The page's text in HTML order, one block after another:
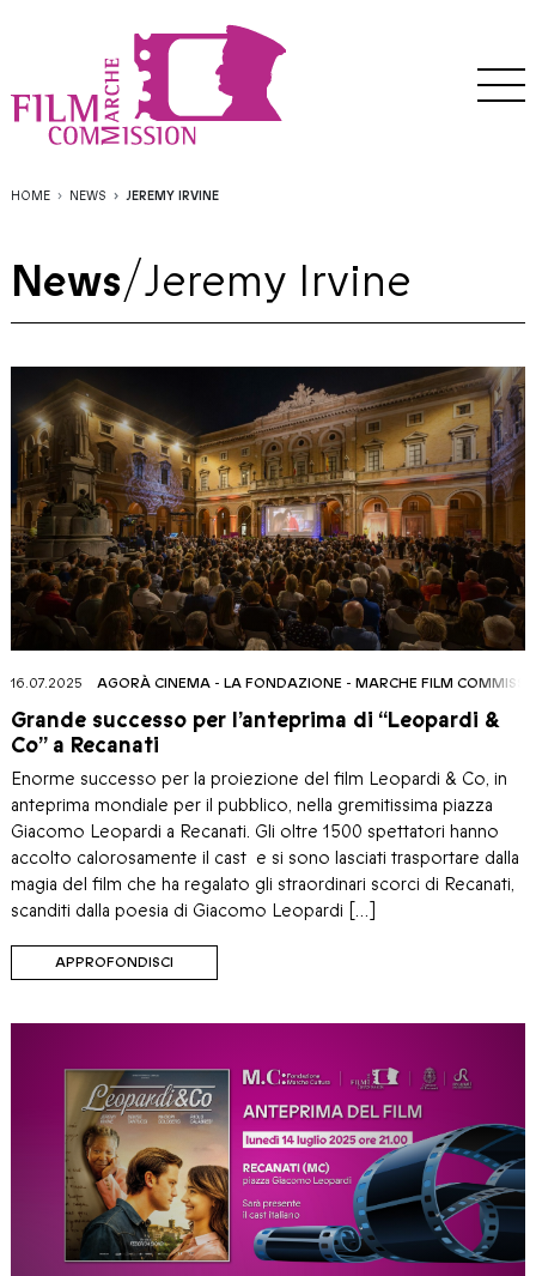
HOME NEWS JEREMY IRVINE
News/Jeremy Irvine
16.07.2025 AGORÀ CINEMA - LA FONDAZIONE - MARCHE FILM
Grande successo per l’anteprima di “Leopardi &
Co” a Recanati
Enorme successo per la proiezione del film Leopardi & Co, in
anteprima mondiale per il pubblico, nella gremitissima piazza
Giacomo Leopardi a Recanati. Gli oltre 1500 spettatori hanno
accolto calorosamente il cast e si sono lasciati trasportare dalla
magia del film che ha regalato gli straordinari scorci di Recanati,
scanditi dalla poesia di Giacomo Leopardi […]
APPROFONDISCI